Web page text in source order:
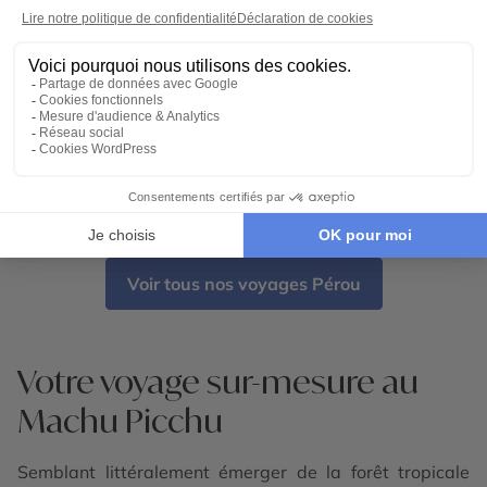
15 jours - À partir de4900 €/pers
Cuzco - Lima - Arequipa - Trujillo - Chiclayo -
Machu Picchu - Lac Titicaca - Huaca del Sol -
Huaca de la Luna - Chan Chan - Pisac -
2 →
Voir tous nos voyages Pérou
Votre voyage sur-mesure au
Machu Picchu
Semblant littéralement émerger de la forêt tropicale